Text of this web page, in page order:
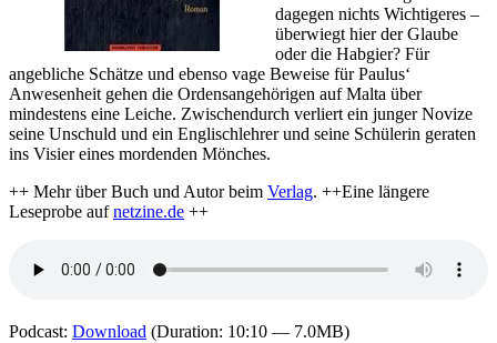
dagegen nichts Wichtigeres –
überwiegt hier der Glaube
oder die Habgier? Für
angebliche Schätze und ebenso vage Beweise für Paulus‘
Anwesenheit gehen die Ordensangehörigen auf Malta über
mindestens eine Leiche. Zwischendurch verliert ein junger Novize
seine Unschuld und ein Englischlehrer und seine Schülerin geraten
ins Visier eines mordenden Mönches.
++ Mehr über Buch und Autor beim Verlag. ++Eine längere
Leseprobe aufnetzine.de ++
Podcast: Download (Duration: 10:10 — 7.0MB)